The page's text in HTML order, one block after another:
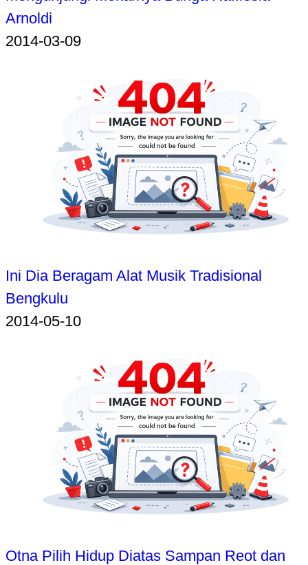
Arnoldi
2014-03-09
Ini Dia Beragam Alat Musik Tradisional
Bengkulu
2014-05-10
Otna Pilih Hidup Diatas Sampan Reot dan